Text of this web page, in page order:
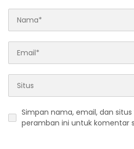
Simpan nama, email, dan
peramban ini untuk komentar